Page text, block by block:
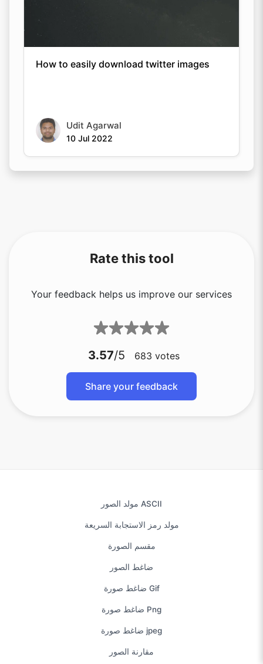
How to easily download twitter images
Udit Agarwal
10 Jul 2022
Rate this tool
Your feedback helps us improve our services
3.57/5 683 votes
Share your feedback
مولد الصور ASCII
مولد رمز الاستجابة السريعة
مقسم الصورة
ضاغط الصور
ضاغط صورة Gif
ضاغط صورة Png
ضاغط صورة jpeg
مقارنة الصور